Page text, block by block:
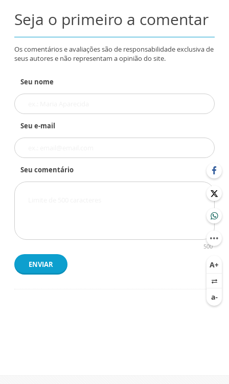
Seja o primeiro a comentar
Os comentários e avaliações são de responsabilidade exclusiva de
seus autores e não representam a opinião do site.
Seu nome
Seu e-mail
Seu comentário
500
ENVIAR